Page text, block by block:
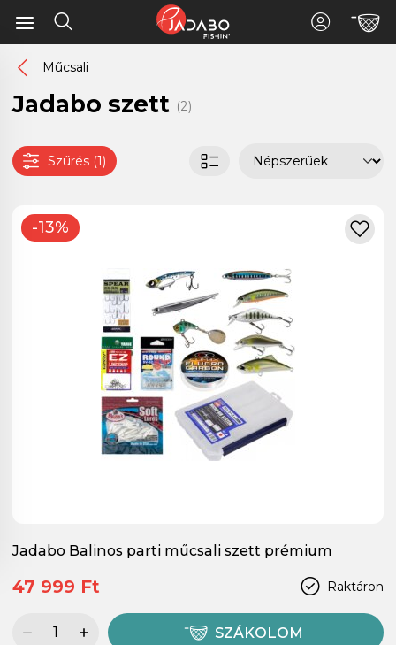
Műcsali
Jadabo szett (2)
Szűrés (1)
-13%
Jadabo Balinos parti műcsali szett prémium
Raktáron
47 999 Ft
SZÁKOLOM